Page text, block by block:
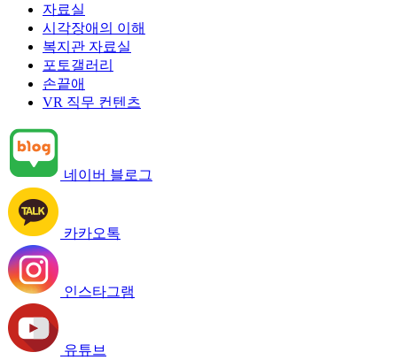
자료실
시각장애의 이해
복지관 자료실
포토갤러리
손끝애
VR 직무 컨텐츠
네이버 블로그
카카오톡
인스타그램
유튜브